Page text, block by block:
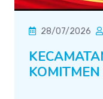
28/07/2026